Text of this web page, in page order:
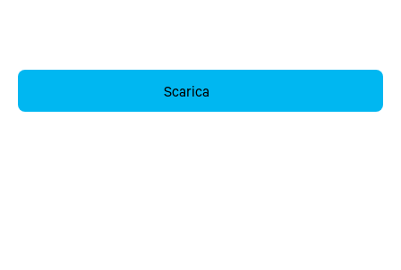
Scarica